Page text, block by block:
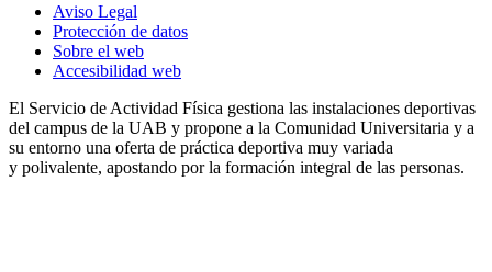
Aviso Legal
Protección de datos
Sobre el web
Accesibilidad web
El Servicio de Actividad Física gestiona las instalaciones deportivas
del campus de la UAB y propone a la Comunidad Universitaria y a
su entorno una oferta de práctica deportiva muy variada
y polivalente, apostando por la formación integral de las personas.